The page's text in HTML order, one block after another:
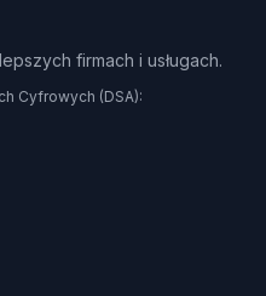
firmach i usługach.
Cyfrowych (DSA):